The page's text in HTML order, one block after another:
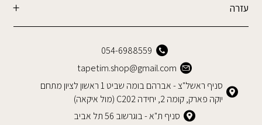
עזרה
054-6988559
tapetim.shop@gmail.com
סניף ראשל"צ - אברהם בומה שביט 1 ראשון לציון מתחם
יוקה פארק, קומה 2, יחידה C202 (מול איקאה)
סניף ת"א - בוגרשוב 56 תל אביב